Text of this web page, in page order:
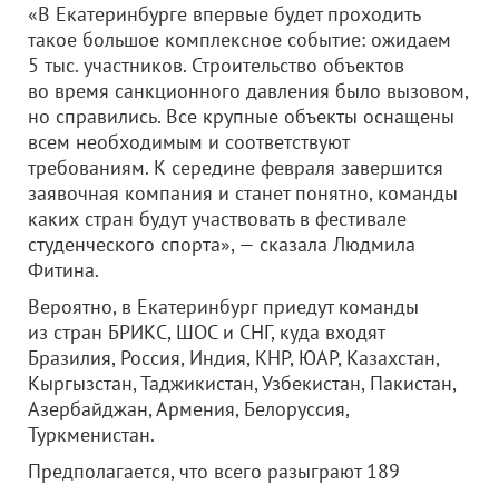
«В Екатеринбурге впервые будет проходить
такое большое комплексное событие: ожидаем
5 тыс. участников. Строительство объектов
во время санкционного давления было вызовом,
но справились. Все крупные объекты оснащены
всем необходимым и соответствуют
требованиям. К середине февраля завершится
заявочная компания и станет понятно, команды
каких стран будут участвовать в фестивале
студенческого спорта», — сказала Людмила
Фитина.
Вероятно, в Екатеринбург приедут команды
из стран БРИКС, ШОС и СНГ, куда входят
Бразилия, Россия, Индия, КНР, ЮАР, Казахстан,
Кыргызстан, Таджикистан, Узбекистан, Пакистан,
Азербайджан, Армения, Белоруссия,
Туркменистан.
Предполагается, что всего разыграют 189